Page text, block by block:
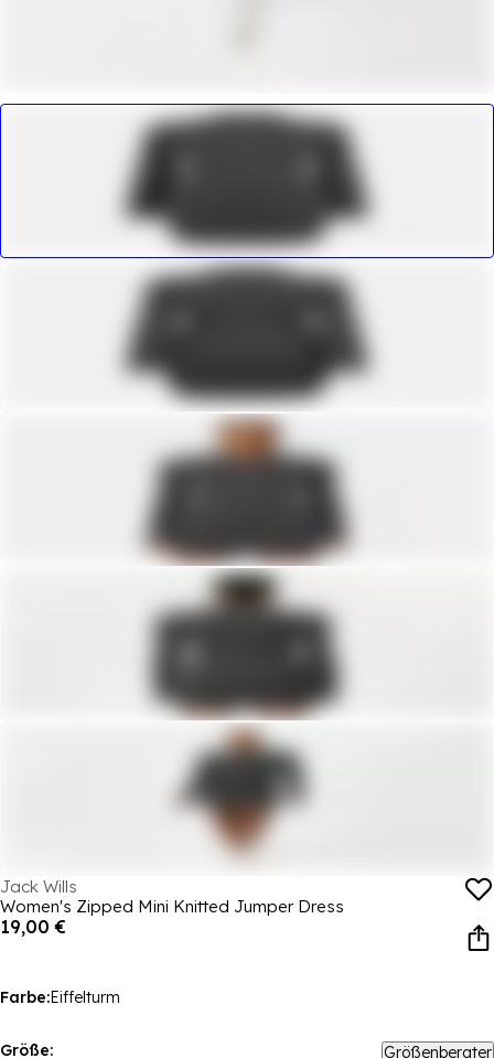
Jack Wills
Women's Zipped Mini Knitted Jumper Dress
19,00 €
Farbe:Eiffelturm
Größe: Größenberater